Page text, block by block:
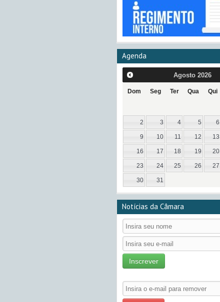
Agenda
Agosto 2026
Dom Seg Ter Qua Qui
2 3 4 5 6
9 10 11 12 13
16 17 18 19 20
23 24 25 26 27
30 31
Notícias da Câmara
Inscrever